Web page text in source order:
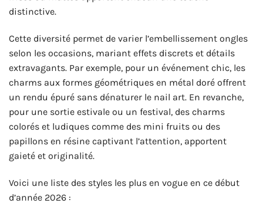
distinctive.
Cette diversité permet de varier l’embellissement ongles
selon les occasions, mariant effets discrets et détails
extravagants. Par exemple, pour un événement chic, les
charms aux formes géométriques en métal doré offrent
un rendu épuré sans dénaturer le nail art. En revanche,
pour une sortie estivale ou un festival, des charms
colorés et ludiques comme des mini fruits ou des
papillons en résine captivant l’attention, apportent
gaieté et originalité.
Voici une liste des styles les plus en vogue en ce début
d’année 2026 :